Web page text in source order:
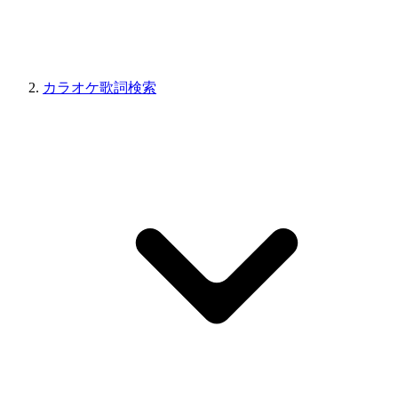
カラオケ歌詞検索